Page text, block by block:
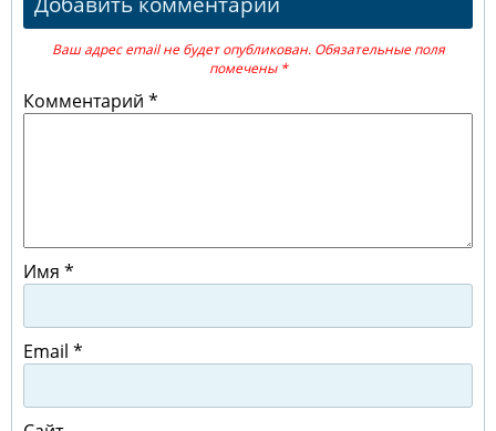
Ваш адрес email не будет опубликован. Обязательные поля
помечены *
Комментарий *
Имя *
Email *